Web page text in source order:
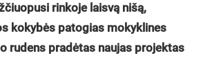
rinkoje laisvą nišą,
kokybės patogias mokyklines
rudens pradėtas naujas projektas